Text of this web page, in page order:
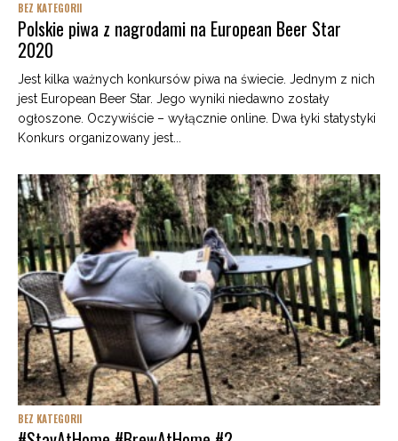
BEZ KATEGORII
Polskie piwa z nagrodami na European Beer Star
2020
Jest kilka ważnych konkursów piwa na świecie. Jednym z nich
jest European Beer Star. Jego wyniki niedawno zostały
ogłoszone. Oczywiście – wyłącznie online. Dwa łyki statystyki
Konkurs organizowany jest...
BEZ KATEGORII